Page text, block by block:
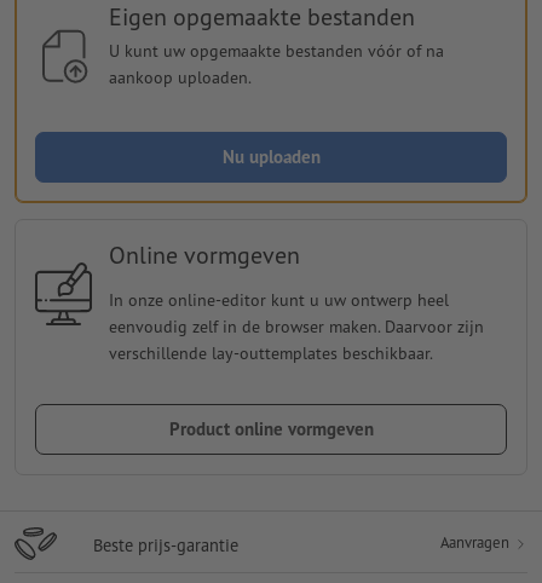
Eigen opgemaakte bestanden
U kunt uw opgemaakte bestanden vóór of na
aankoop uploaden.
Nu uploaden
Online vormgeven
In onze online-editor kunt u uw ontwerp heel
eenvoudig zelf in de browser maken. Daarvoor zijn
verschillende lay-outtemplates beschikbaar.
Product online vormgeven
Beste prijs-garantie Aanvragen